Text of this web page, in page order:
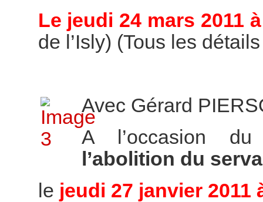
Le jeudi 24 mars 2011
de l’Isly) (Tous les
Avec Gérard
A l’occasion
l’abolition du
le jeudi 27 janvier 2011